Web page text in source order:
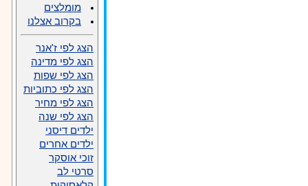
מומלצים
בקרוב אצלנו
הצג לפי ז'אנר
הצג לפי מדינה
הצג לפי שפות
הצג לפי כתוביות
הצג לפי מחיר
הצג לפי שנה
ילדים דיסני
ילדים אחרים
זוכי אוסקר
סרטי לב